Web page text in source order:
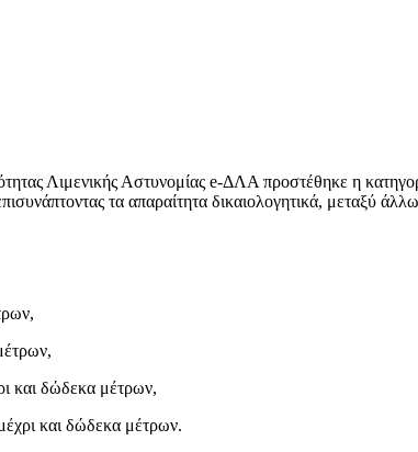
Λιμενικής Αστυνομίας e-ΔΛΑ προστέθηκε η
τα απαραίτητα δικαιολογητικά, μεταξύ
και δώδεκα μέτρων,
και δώδεκα μέτρων.